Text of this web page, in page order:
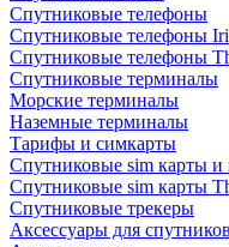
Спутниковые телефоны
Спутниковые телефоны
Спутниковые телефоны
Спутниковые терминалы
Морские терминалы
Наземные терминалы
Тарифы и симкарты
Спутниковые sim карты и
Спутниковые sim карты
Спутниковые трекеры
Аксессуары для